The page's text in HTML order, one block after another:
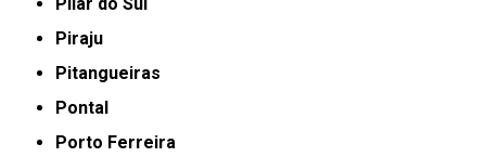
Piraju
Pitangueiras
Pontal
Porto Ferreira